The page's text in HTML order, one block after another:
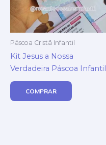
Páscoa Cristã Infantil
Kit Jesus a Nossa
Verdadeira Páscoa Infantil
COMPRAR